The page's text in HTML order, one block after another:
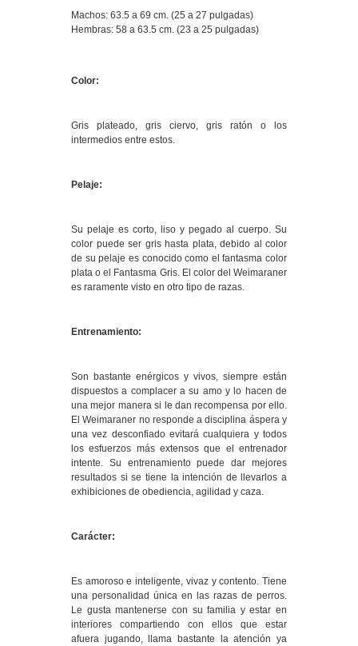
Machos: 63.5 a 69 cm. (25 a 27 pulgadas)
Hembras: 58 a 63.5 cm. (23 a 25 pulgadas)
Color:
Gris plateado, gris ciervo, gris ratón o los
intermedios entre estos.
Pelaje:
Su pelaje es corto, liso y pegado al cuerpo. Su
color puede ser gris hasta plata, debido al color
de su pelaje es conocido como el fantasma color
plata o el Fantasma Gris. El color del Weimaraner
es raramente visto en otro tipo de razas.
Entrenamiento:
Son bastante enérgicos y vivos, siempre están
dispuestos a complacer a su amo y lo hacen de
una mejor manera si le dan recompensa por ello.
El Weimaraner no responde a disciplina áspera y
una vez desconfiado evitará cualquiera y todos
los esfuerzos más extensos que el entrenador
intente. Su entrenamiento puede dar mejores
resultados si se tiene la intención de llevarlos a
exhibiciones de obediencia, agilidad y caza.
Carácter:
Es amoroso e inteligente, vivaz y contento. Tiene
una personalidad única en las razas de perros.
Le gusta mantenerse con su familia y estar en
interiores compartiendo con ellos que estar
afuera jugando, llama bastante la atención ya